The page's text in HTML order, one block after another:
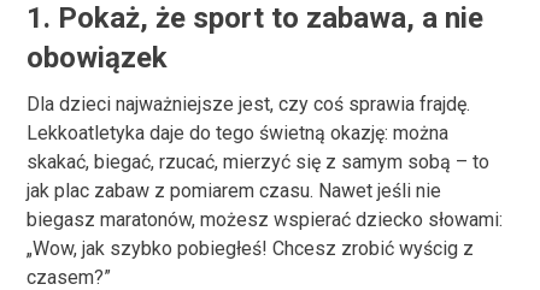
1. Pokaż, że sport to zabawa, a nie
obowiązek
Dla dzieci najważniejsze jest, czy coś sprawia frajdę.
Lekkoatletyka daje do tego świetną okazję: można
skakać, biegać, rzucać, mierzyć się z samym sobą – to
jak plac zabaw z pomiarem czasu. Nawet jeśli nie
biegasz maratonów, możesz wspierać dziecko słowami:
„Wow, jak szybko pobiegłeś! Chcesz zrobić wyścig z
czasem?”